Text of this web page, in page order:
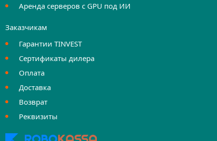
Аренда серверов с GPU под ИИ
Заказчикам
Гарантии TINVEST
Сертификаты дилера
Оплата
Доставка
Возврат
Реквизиты